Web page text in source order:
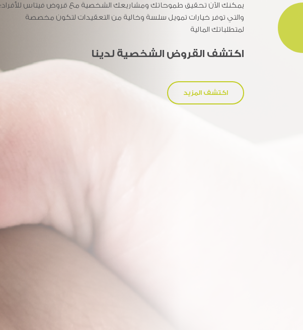
يمكنك الآن تحقيق طموحاتك ومشاريعك الشخصية مع قروض فيتاس للأفراد؛
والتي توفر خيارات تمويل سلسة وخالية من التعقيدات لتكون مخصصة
لمتطلباتك المالية
اكتشف القروض الشخصية لدينا
اكتشف المزيد
وسّع آفاق عملك واستكشف إمكانات نمو مشاريعك التجارية من خلال قروض
الأعمال المرنة والتي تم تصميمها خصيصاً لتلبية احتياجاتك المالية الخاصة
اكتشف قروض الأعمال لدينا